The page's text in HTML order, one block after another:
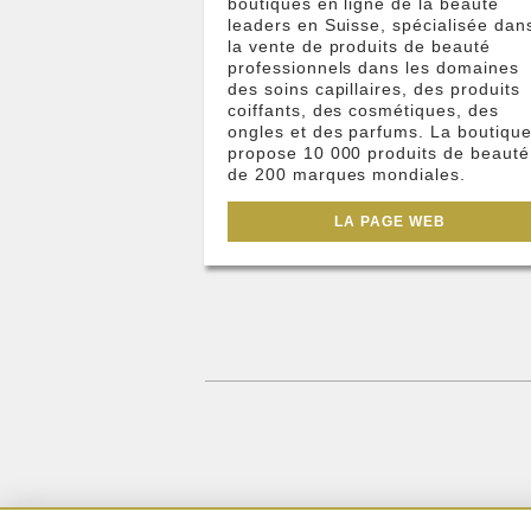
leaders en Suisse, spécialisée
la vente de produits de beauté
professionnels dans les domaines
des soins capillaires, des produits
coiffants, des cosmétiques, des
ongles et des parfums. La boutique
propose 10 000 produits de beauté
de 200 marques mondiales.
LA PAGE WEB